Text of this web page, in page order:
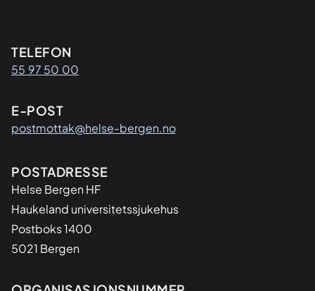
Kontaktinformasjon
TELEFON
55 97 50 00
E-POST
postmottak@helse-bergen.no
Adresse
POSTADRESSE
Helse Bergen HF
Haukeland universitetssjukehus
Postboks 1400
5021 Bergen